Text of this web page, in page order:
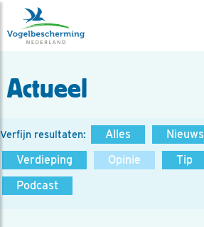
Actueel
Verfijn resultaten: Alles Nieuws
Verdieping
Opinie Tip
Podcast